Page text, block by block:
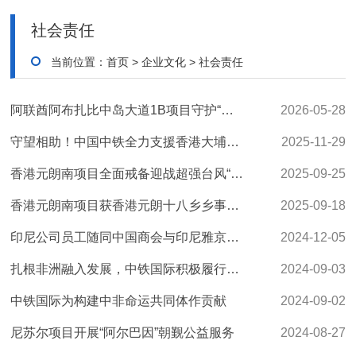
社会责任
当前位置：首页 >企业文化 >社会责任
阿联酋阿布扎比中岛大道1B项目守护“海洋绿肺”做好红树林保护 2026-05-28
守望相助！中国中铁全力支援香港大埔火灾救灾安置 2025-11-29
香港元朗南项目全面戒备迎战超强台风“桦加沙”并开展灾后救援 2025-09-25
香港元朗南项目获香港元朗十八乡乡事委员会赠感谢信与锦旗 2025-09-18
印尼公司员工随同中国商会与印尼雅京孤儿联谊 2024-12-05
扎根非洲融入发展，中铁国际积极履行企业社会责任 2024-09-03
中铁国际为构建中非命运共同体作贡献 2024-09-02
尼苏尔项目开展“阿尔巴因”朝觐公益服务 2024-08-27